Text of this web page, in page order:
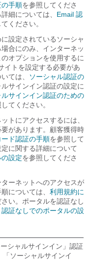
の手順を参照してくださ
細については、 Email 認
ください。
に設定されているソーシャ
合にのみ、インターネッ
オプションを使用するに
イトを設定する必要があ
ては、
ソーシャル認証の
サインイン認証の設定に
ルサインイン認証のための
てください。
トにアクセスするには、
があります。顧客獲得時
ド認証の手順を参照して
に関する詳細について
設定を参照してくださ
ーネットへのアクセスが
については、 利用規約に
い。ポータルを認証なし
認証なしでのポータルの設
シャルサインイン」認証
「ソーシャルサインイ